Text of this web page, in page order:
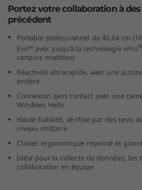
e
Portez votre collaboration à
précédent
Portable professionnel de 40,64 cm
Evo™ avec jusqu’à la technologie vPro®
certains modèles)
Réactivité ultrarapide, avec une
entière
Connexion sans contact avec une
Windows Hello
Haute fiabilité, vérifiée par des tests
niveau militaire
Clavier ergonomique repensé et
Idéal pour la collecte de données, les
collaboration en équipe